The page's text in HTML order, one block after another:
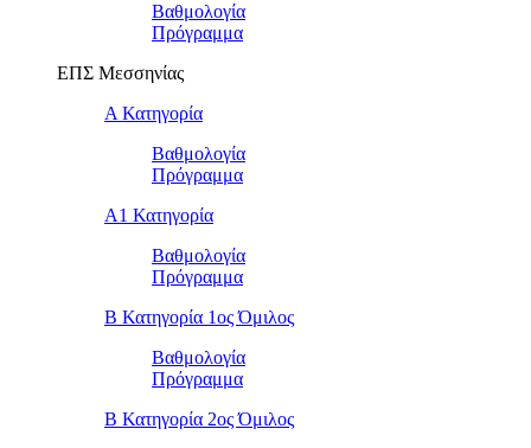
Βαθμολογία
Πρόγραμμα
ΕΠΣ Μεσσηνίας
Α Κατηγορία
Βαθμολογία
Πρόγραμμα
Α1 Κατηγορία
Βαθμολογία
Πρόγραμμα
Β Κατηγορία 1ος Όμιλος
Βαθμολογία
Πρόγραμμα
Β Κατηγορία 2ος Όμιλος